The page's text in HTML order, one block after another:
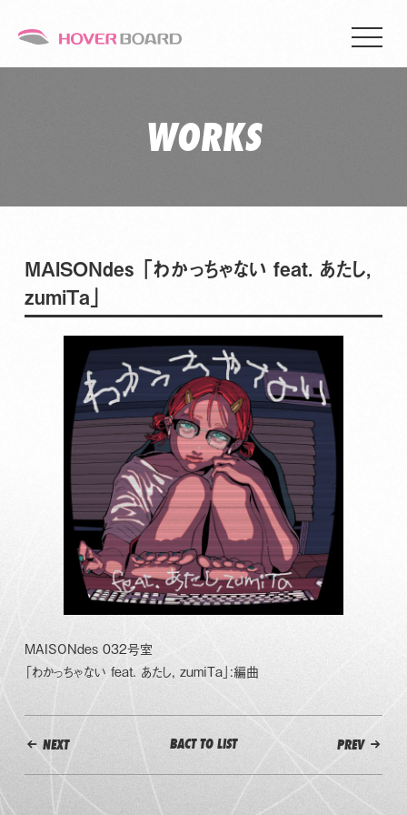
WORKS
MAISONdes 「わかっちゃない feat. あたし,
zumiTa」
MAISONdes 032号室
「わかっちゃない feat. あたし, zumiTa」:編曲
NEXT BACT TO LIST PREV